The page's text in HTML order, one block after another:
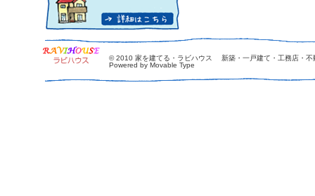
© 2010 家を建てる・ラビハウス 新築・一戸建て・工務店・不
Powered by Movable Type